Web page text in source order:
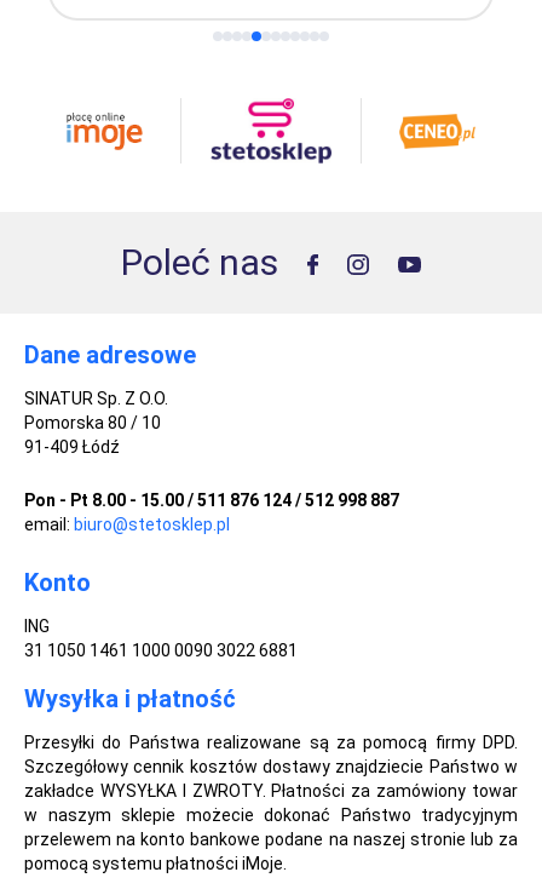
Poleć nas
Dane adresowe
SINATUR Sp. Z O.O.
Pomorska 80 / 10
91-409 Łódź
Pon - Pt 8.00 - 15.00 / 511 876 124 / 512 998 887
email: biuro@stetosklep.pl
Konto
ING
31 1050 1461 1000 0090 3022 6881
Wysyłka i płatność
Przesyłki do Państwa realizowane są za pomocą firmy DPD.
Szczegółowy cennik kosztów dostawy znajdziecie Państwo w
zakładce WYSYŁKA I ZWROTY. Płatności za zamówiony towar
w naszym sklepie możecie dokonać Państwo tradycyjnym
przelewem na konto bankowe podane na naszej stronie lub za
pomocą systemu płatności iMoje.